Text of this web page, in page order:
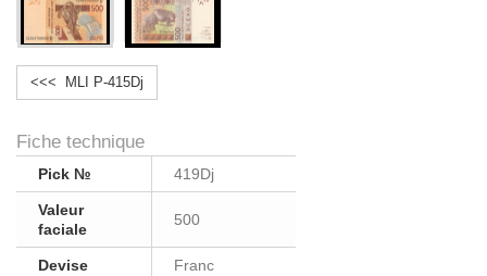
<<< MLI P-415Dj
Fiche technique
Pick № 419Dj
Valeur
faciale
500
Devise Franc